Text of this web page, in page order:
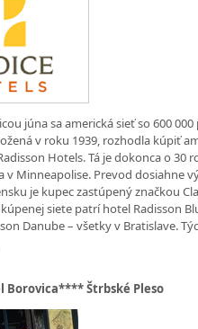
júna sa americká sieť so 600
v roku 1939, rozhodla kúpiť
Hotels. Tá je dokonca o 30
v Minneapolise. Prevod dosiahne
je kupec zastúpený značkou
siete patrí hotel Radisson
Danube – všetky v Bratislave.
Borovica**** Štrbské Pleso